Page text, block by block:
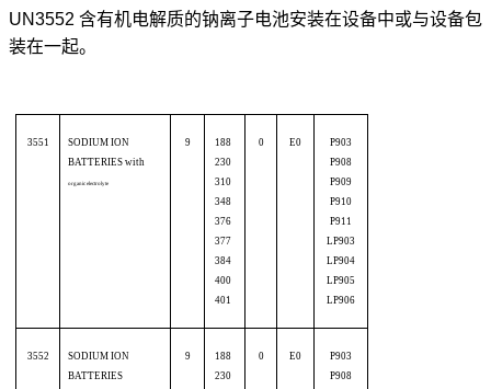
UN3552 含有机电解质的钠离子电池安装在设备中或与设备包
装在一起。
3551
SODIUM ION
BATTERIES with
organic electrolyte
9
188
230
310
348
376
377
384
400
401
0 E0
P903
P908
P909
P910
P911
LP903
LP904
LP905
LP906
3552
SODIUM ION
BATTERIES
9
188
230
0 E0
P903
P908